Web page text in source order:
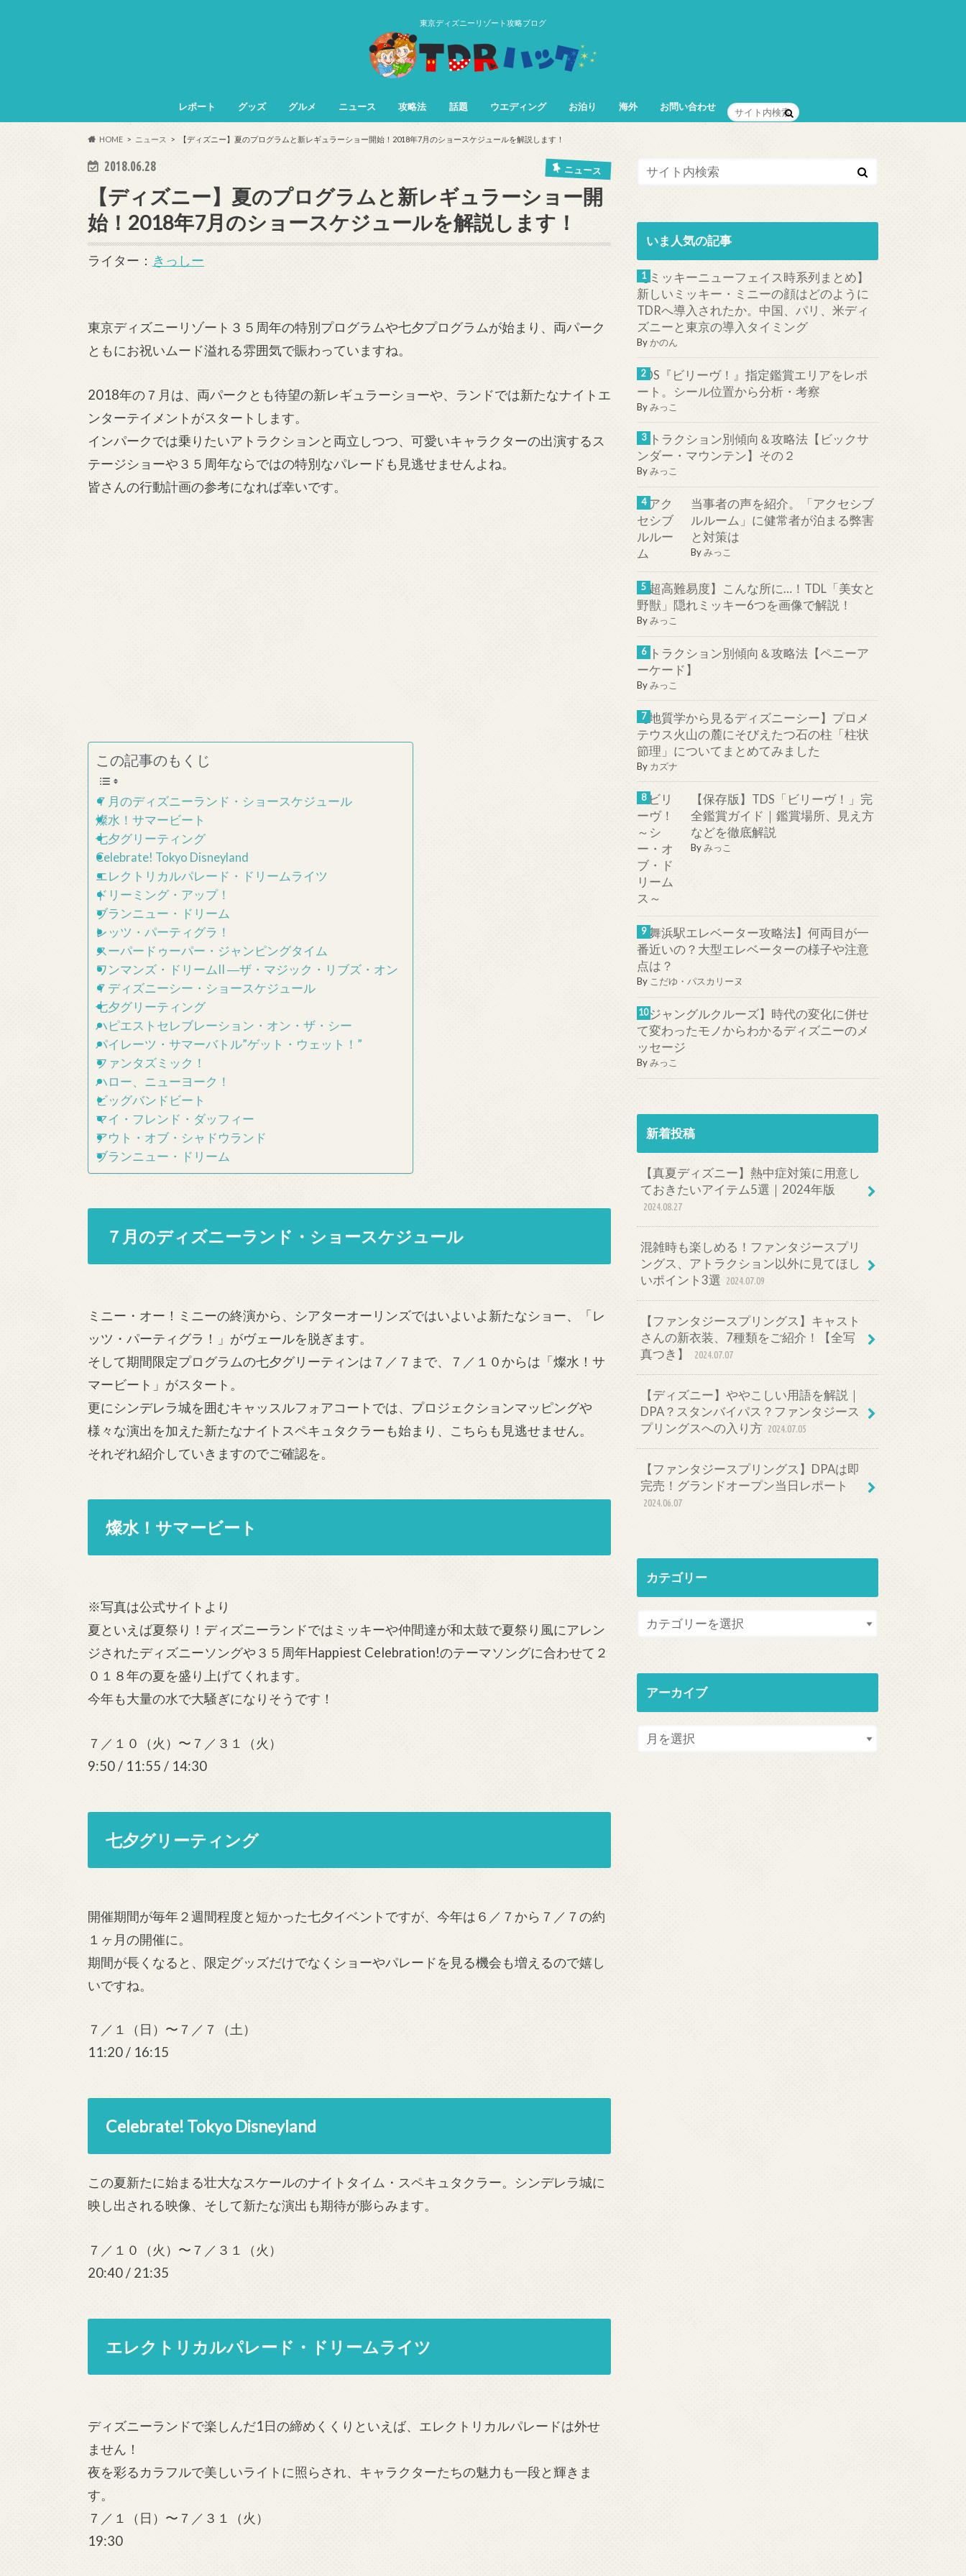
東京ディズニーリゾート攻略ブログ
レポート グッズ グルメ ニュース 攻略法 話題 ウエディング お泊り 海外 お問い合わせ
HOME ニュース 【ディズニー】夏のプログラムと新レギュラーショー開始！2018年7月のショースケジュールを解説します！
2018.06.28 ニュース
【ディズニー】夏のプログラムと新レギュラーショー開
始！2018年7月のショースケジュールを解説します！
ライター： きっしー
東京ディズニーリゾート３５周年の特別プログラムや七夕プログラムが始まり、両パーク
ともにお祝いムード溢れる雰囲気で賑わっていますね。
2018年の７月は、両パークとも待望の新レギュラーショーや、ランドでは新たなナイトエ
ンターテイメントがスタートします。
インパークでは乗りたいアトラクションと両立しつつ、可愛いキャラクターの出演するス
テージショーや３５周年ならではの特別なパレードも見逃せませんよね。
皆さんの行動計画の参考になれば幸いです。
この記事のもくじ
７月のディズニーランド・ショースケジュール
燦水！サマービート
七夕グリーティング
Celebrate! Tokyo Disneyland
エレクトリカルパレード・ドリームライツ
ドリーミング・アップ！
ブランニュー・ドリーム
レッツ・パーティグラ！
スーパードゥーパー・ジャンピングタイム
ワンマンズ・ドリームII ―ザ・マジック・リブズ・オン
７ディズニーシー・ショースケジュール
七夕グリーティング
ハピエストセレブレーション・オン・ザ・シー
パイレーツ・サマーバトル”ゲット・ウェット！”
ファンタズミック！
ハロー、ニューヨーク！
ビッグバンドビート
マイ・フレンド・ダッフィー
アウト・オブ・シャドウランド
ブランニュー・ドリーム
７月のディズニーランド・ショースケジュール
ミニー・オー！ミニーの終演から、シアターオーリンズではいよいよ新たなショー、「レ
ッツ・パーティグラ！」がヴェールを脱ぎます。
そして期間限定プログラムの七夕グリーティンは７／７まで、７／１０からは「燦水！サ
マービート」がスタート。
更にシンデレラ城を囲むキャッスルフォアコートでは、プロジェクションマッピングや
様々な演出を加えた新たなナイトスペキュタクラーも始まり、こちらも見逃せません。
それぞれ紹介していきますのでご確認を。
燦水！サマービート
※写真は公式サイトより
夏といえば夏祭り！ディズニーランドではミッキーや仲間達が和太鼓で夏祭り風にアレン
ジされたディズニーソングや３５周年Happiest Celebration!のテーマソングに合わせて２
０１８年の夏を盛り上げてくれます。
今年も大量の水で大騒ぎになりそうです！
７／１０（火）〜７／３１（火）
9:50 / 11:55 / 14:30
七夕グリーティング
開催期間が毎年２週間程度と短かった七夕イベントですが、今年は６／７から７／７の約
１ヶ月の開催に。
期間が長くなると、限定グッズだけでなくショーやパレードを見る機会も増えるので嬉し
いですね。
７／１（日）〜７／７（土）
11:20 / 16:15
Celebrate! Tokyo Disneyland
この夏新たに始まる壮大なスケールのナイトタイム・スペキュタクラー。シンデレラ城に
映し出される映像、そして新たな演出も期待が膨らみます。
７／１０（火）〜７／３１（火）
20:40 / 21:35
エレクトリカルパレード・ドリームライツ
ディズニーランドで楽しんだ1日の締めくくりといえば、エレクトリカルパレードは外せ
ません！
夜を彩るカラフルで美しいライトに照らされ、キャラクターたちの魅力も一段と輝きま
す。
７／１（日）〜７／３１（火）
19:30
いま人気の記事
【ミッキーニューフェイス時系列まとめ】
新しいミッキー・ミニーの顔はどのように
TDRへ導入されたか。中国、パリ、米ディ
ズニーと東京の導入タイミング
Byかのん
TDS『ビリーヴ！』指定鑑賞エリアをレポ
ート。シール位置から分析・考察
Byみっこ
アトラクション別傾向＆攻略法【ビックサ
ンダー・マウンテン】その２
Byみっこ
当事者の声を紹介。「アクセシブ
ルルーム」に健常者が泊まる弊害
と対策は
Byみっこ
【超高難易度】こんな所に…！TDL「美女と
野獣」隠れミッキー6つを画像で解説！
Byみっこ
アトラクション別傾向＆攻略法【ペニーア
ーケード】
Byみっこ
【地質学から見るディズニーシー】プロメ
テウス火山の麓にそびえたつ石の柱「柱状
節理」についてまとめてみました
By カズナ
【保存版】TDS「ビリーヴ！」完
全鑑賞ガイド｜鑑賞場所、見え方
などを徹底解説
Byみっこ
【舞浜駅エレベーター攻略法】何両目が一
番近いの？大型エレベーターの様子や注意
点は？
By こだゆ・パスカリーヌ
【ジャングルクルーズ】時代の変化に併せ
て変わったモノからわかるディズニーのメ
ッセージ
Byみっこ
新着投稿
【真夏ディズニー】熱中症対策に用意し
ておきたいアイテム5選｜2024年版
2024.08.27
混雑時も楽しめる！ファンタジースプリ
ングス、アトラクション以外に見てほし
いポイント3選 2024.07.09
【ファンタジースプリングス】キャスト
さんの新衣装、7種類をご紹介！【全写
真つき】
2024.07.07
【ディズニー】ややこしい用語を解説｜
DPA？スタンバイパス？ファンタジース
プリングスへの入り方 2024.07.05
【ファンタジースプリングス】DPAは即
完売！グランドオープン当日レポート
2024.06.07
カテゴリー
アーカイブ